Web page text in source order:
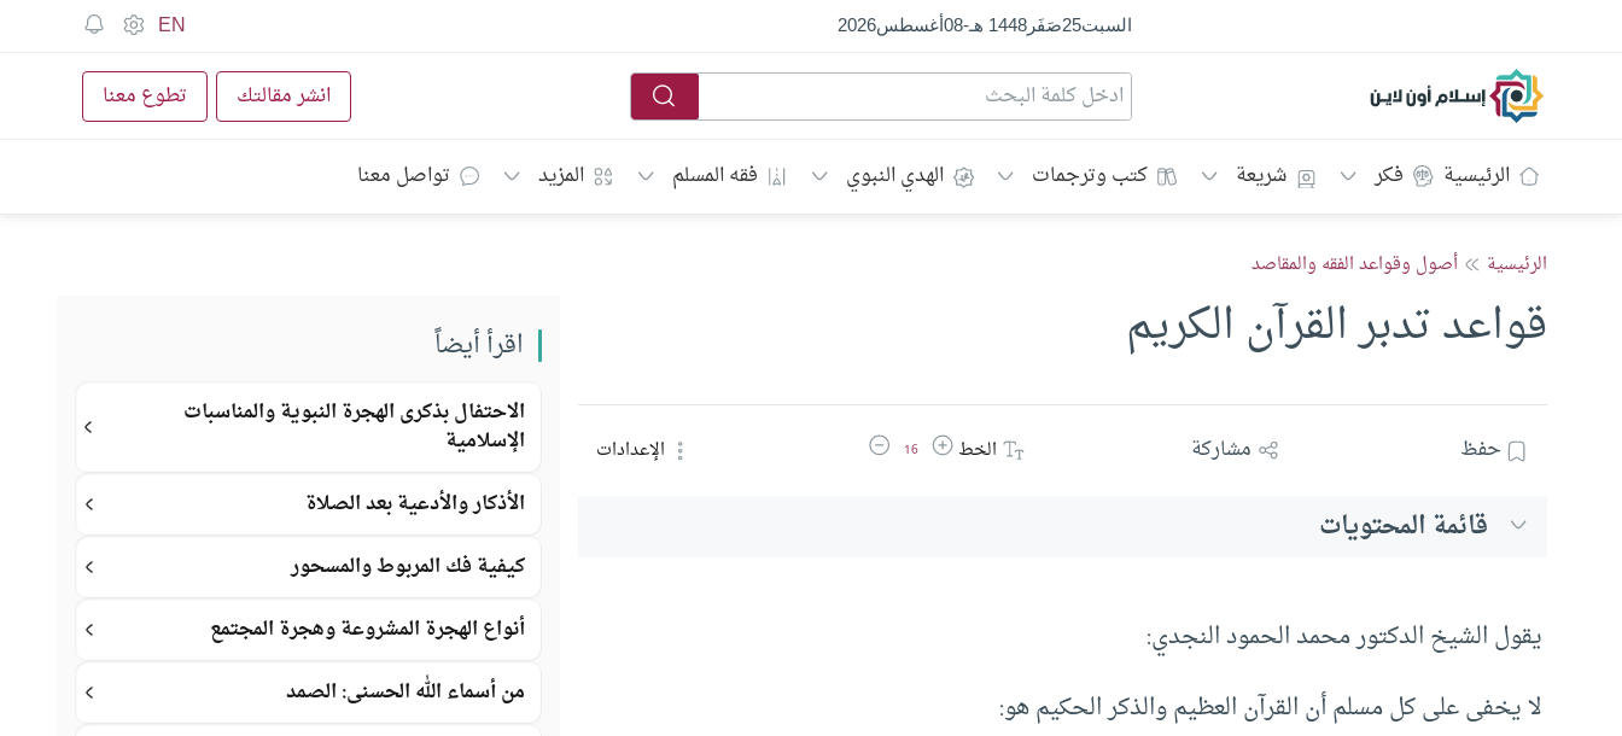
السبت25صَفَر1448 هـ -
08أغسطس2026
EN
إسلام أون لاين انشر مقالتك تطوع معنا
الرئيسية فكر شريعة كتب وترجمات الهدي النبوي فقه المسلم المزيد تواصل معنا
الرئيسية أصول وقواعد الفقه والمقاصد
قواعد تدبر القرآن الكريم
حفظ مشاركة الخطزيادة حجم الخط
16 تقليل حجم الخط الإعدادات
قائمة المحتويات
يقول الشيخ الدكتور محمد الحمود النجدي:
لا يخفى على كل مسلم أن القرآن العظيم والذكر الحكيم هو:
اقرأ أيضاً
الاحتفال بذكرى الهجرة النبوية والمناسبات
الإسلامية
الأذكار والأدعية بعد الصلاة
كيفية فك المربوط والمسحور
أنواع الهجرة المشروعة وهجرة المجتمع
من أسماء الله الحسنى: الصمد